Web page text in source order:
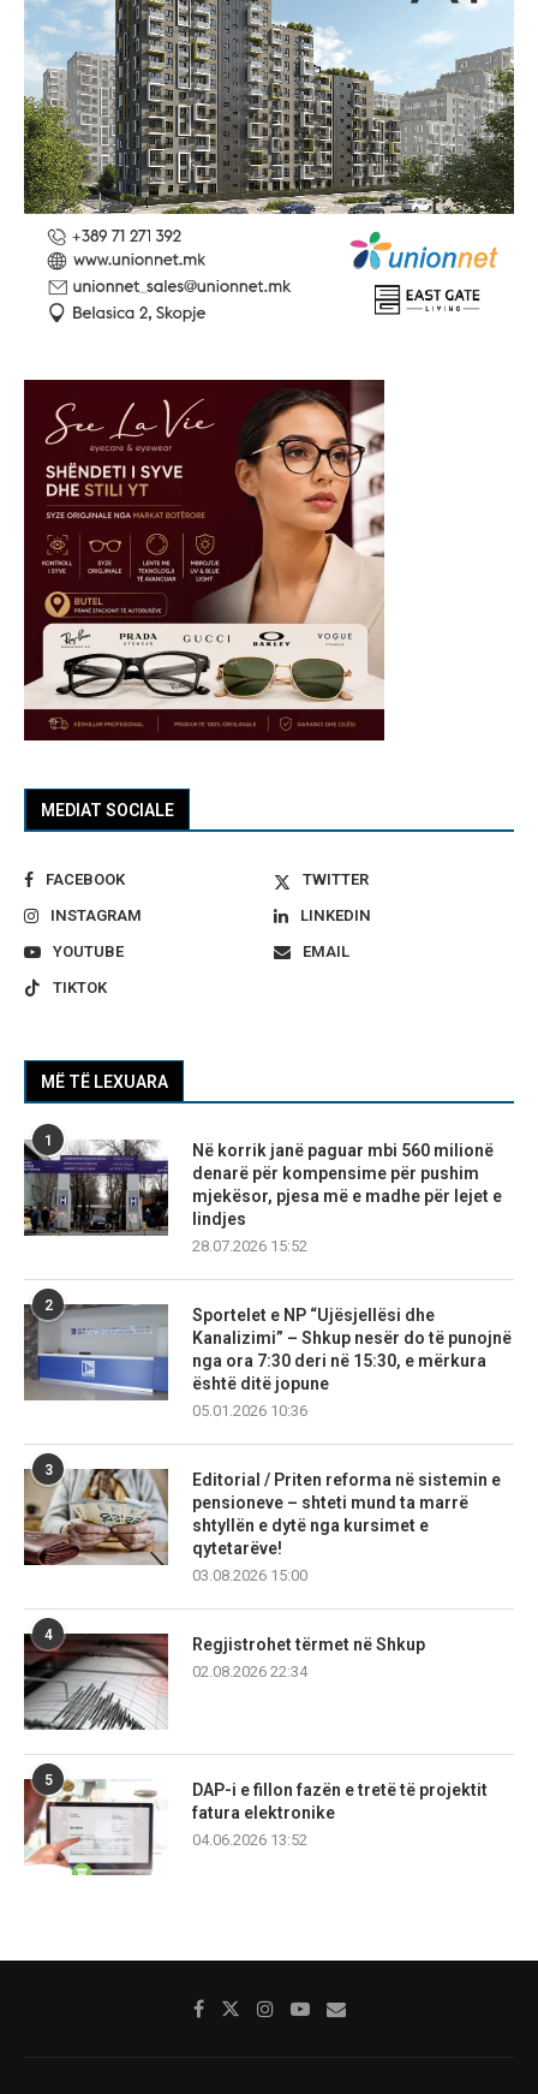
MEDIAT SOCIALE
FACEBOOK
TWITTER
INSTAGRAM
LINKEDIN
YOUTUBE
EMAIL
TIKTOK
MË TË LEXUARA
1
Në korrik janë paguar mbi 560 milionë
denarë për kompensime për pushim
mjekësor, pjesa më e madhe për lejet e
lindjes
28.07.2026 15:52
2
Sportelet e NP “Ujësjellësi dhe
Kanalizimi” – Shkup nesër do të punojnë
nga ora 7:30 deri në 15:30, e mërkura
është ditë jopune
05.01.2026 10:36
3
Editorial / Priten reforma në sistemin e
pensioneve – shteti mund ta marrë
shtyllën e dytë nga kursimet e
qytetarëve!
03.08.2026 15:00
4
Regjistrohet tërmet në Shkup
02.08.2026 22:34
5
DAP-i e fillon fazën e tretë të projektit
fatura elektronike
04.06.2026 13:52